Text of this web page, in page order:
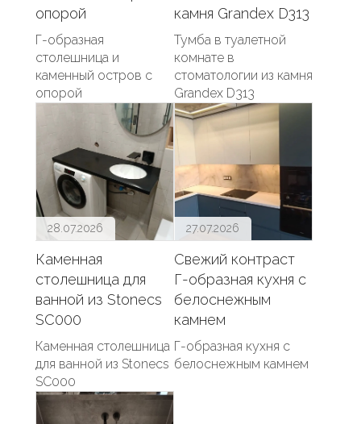
опорой
Г-образная
столешница и
каменный остров с
опорой
камня Grandex D313
Тумба в туалетной
комнате в
стоматологии из камня
Grandex D313
28.07.2026
Каменная
столешница для
ванной из Stonecs
SC000
Каменная столешница
для ванной из Stonecs
SC000
27.07.2026
Свежий контраст
Г-образная кухня с
белоснежным
камнем
Г-образная кухня с
белоснежным камнем